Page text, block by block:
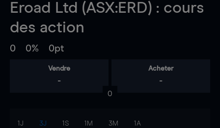
Eroad Ltd (ASX:ERD) : cours
des action
0 0% 0pt
Vendre
-
Acheter
-
0
1J 3J 1S 1M 3M 1A